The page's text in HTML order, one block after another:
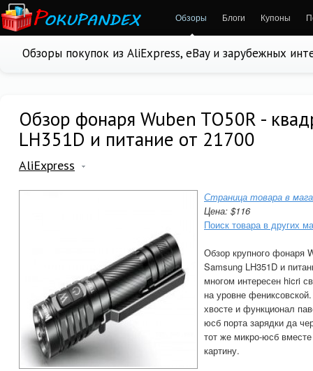
Обзоры Блоги Купоны
Обзоры покупок из AliExpress, eBay и зарубежных
Обзор фонаря Wuben TO50R -
LH351D и питание от 21700
AliExpress
Страница товара в
Цена: $116
Поиск товара в других
Обзор крупного фонаря
Samsung LH351D и
многом интересен hicri
на уровне
хвосте и функционал
юсб порта зарядки да
тот же микро-юсб
картину.